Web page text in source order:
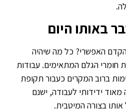
באותו היום
האפשרי? כל מה שיהיה
חומרי הגלם המתאימים. עבודות
ברוב המקרים כעבור תקופת
ידידותי לעבודה, ישנם
בצורה המיטבית.